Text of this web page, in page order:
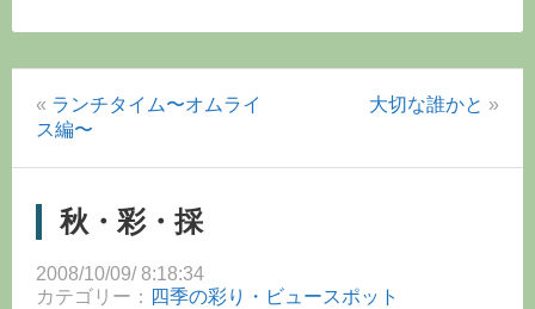
ェ
ル
ト
の
森」
« ランチタイム〜オムライ
ス編〜
大切な誰かと »
秋・彩・採
2008/10/09/ 8:18:34
カテゴリー： 四季の彩り・ビュースポット